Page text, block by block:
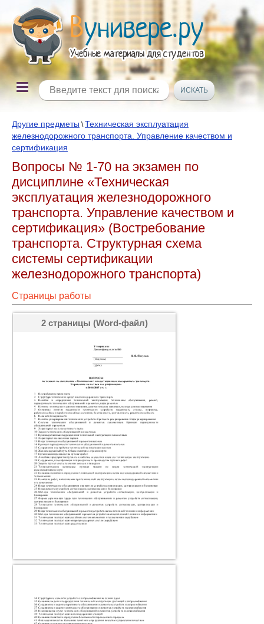
Другие предметы \Техническая эксплуатация
железнодорожного транспорта. Управление качеством и
сертификация
Вопросы № 1-70 на экзамен по
дисциплине «Техническая
эксплуатация железнодорожного
транспорта. Управление качеством и
сертификация» (Востребование
транспорта. Структурная схема
системы сертификации
железнодорожного транспорта)
Страницы работы
2 страницы (Word-файл)